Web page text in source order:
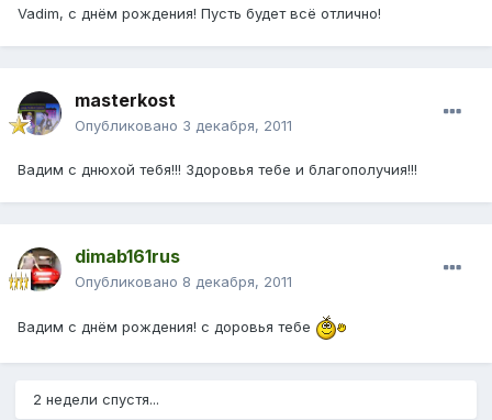
Vadim, с днём рождения! Пусть будет всё отлично!
masterkost
Опубликовано 3 декабря, 2011
Вадим с днюхой тебя!!! Здоровья тебе и благополучия!!!
dimab161rus
Опубликовано 8 декабря, 2011
Вадим с днём рождения! с доровья тебе
2 недели спустя...